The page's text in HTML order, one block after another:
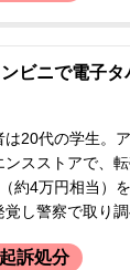
から声をかけられ
を否定して帰宅
盗の容疑で逮捕
受けた依頼者の
いて相談したい
。
ビニで電子タ
は20代の学生。
ンスストアで、
約4万円相当）
覚し警察で取り
後の手続きや刑事
訴処分